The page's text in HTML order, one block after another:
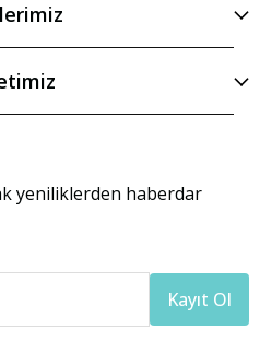
yeniliklerden haberdar
Kayıt Ol